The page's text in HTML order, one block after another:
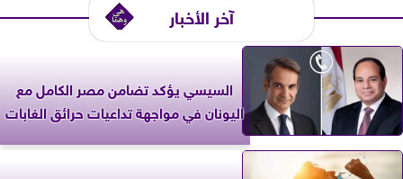
آخر الأخبار
السيسي يؤكد تضامن مصر الكامل مع
اليونان في مواجهة تداعيات حرائق الغابات